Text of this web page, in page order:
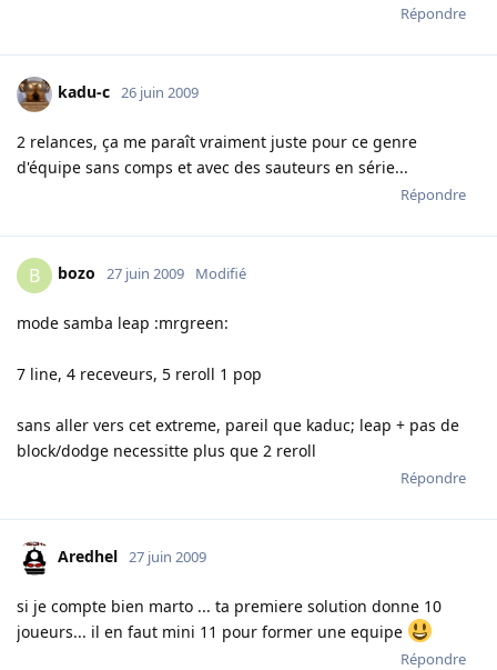
Répondre
kadu-c 26 juin 2009
2 relances, ça me paraît vraiment juste pour ce genre
d'équipe sans comps et avec des sauteurs en série...
Répondre
B bozo 27 juin 2009 Modifié
mode samba leap :mrgreen:
7 line, 4 receveurs, 5 reroll 1 pop
sans aller vers cet extreme, pareil que kaduc; leap + pas de
block/dodge necessitte plus que 2 reroll
Répondre
Aredhel 27 juin 2009
si je compte bien marto ... ta premiere solution donne 10
joueurs... il en faut mini 11 pour former une equipe
Répondre